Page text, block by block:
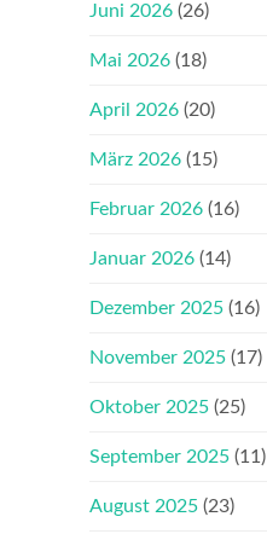
Juni 2026 (26)
Mai 2026 (18)
April 2026 (20)
März 2026 (15)
Februar 2026 (16)
Januar 2026 (14)
Dezember 2025 (16)
November 2025 (17)
Oktober 2025 (25)
September 2025 (11)
August 2025 (23)